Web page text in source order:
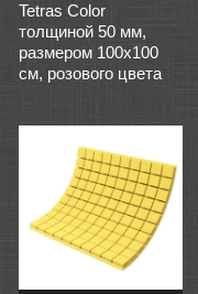
Tetras Color
толщиной 50 мм,
размером 100х100
см, розового цвета